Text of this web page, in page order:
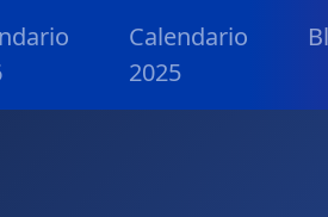
Calendario
2025